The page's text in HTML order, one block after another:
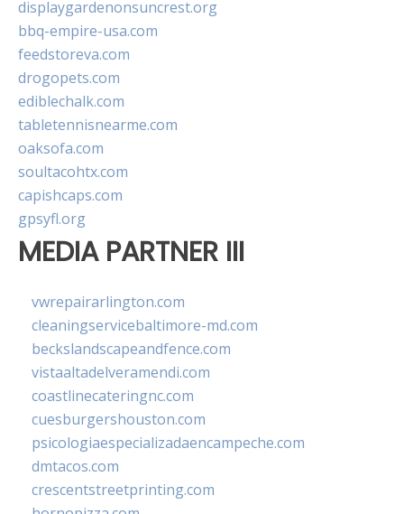
displaygardenonsuncrest.org
bbq-empire-usa.com
feedstoreva.com
drogopets.com
ediblechalk.com
tabletennisnearme.com
oaksofa.com
soultacohtx.com
capishcaps.com
gpsyfl.org
MEDIA PARTNER III
vwrepairarlington.com
cleaningservicebaltimore-md.com
beckslandscapeandfence.com
vistaaltadelveramendi.com
coastlinecateringnc.com
cuesburgershouston.com
psicologiaespecializadaencampeche.com
dmtacos.com
crescentstreetprinting.com